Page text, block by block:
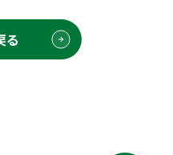
る